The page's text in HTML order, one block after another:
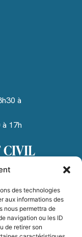
des technologies
aux informations des
nous permettra de
navigation ou les ID
de retirer son
à
17h
CIVIL
12h et de